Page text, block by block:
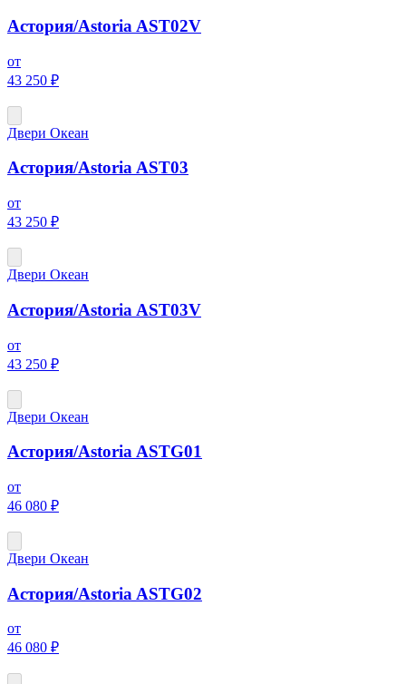
Астория/Astoria AST02V
от
43 250 ₽
Двери Океан
Астория/Astoria AST03
от
43 250 ₽
Двери Океан
Астория/Astoria AST03V
от
43 250 ₽
Двери Океан
Астория/Astoria ASTG01
от
46 080 ₽
Двери Океан
Астория/Astoria ASTG02
от
46 080 ₽